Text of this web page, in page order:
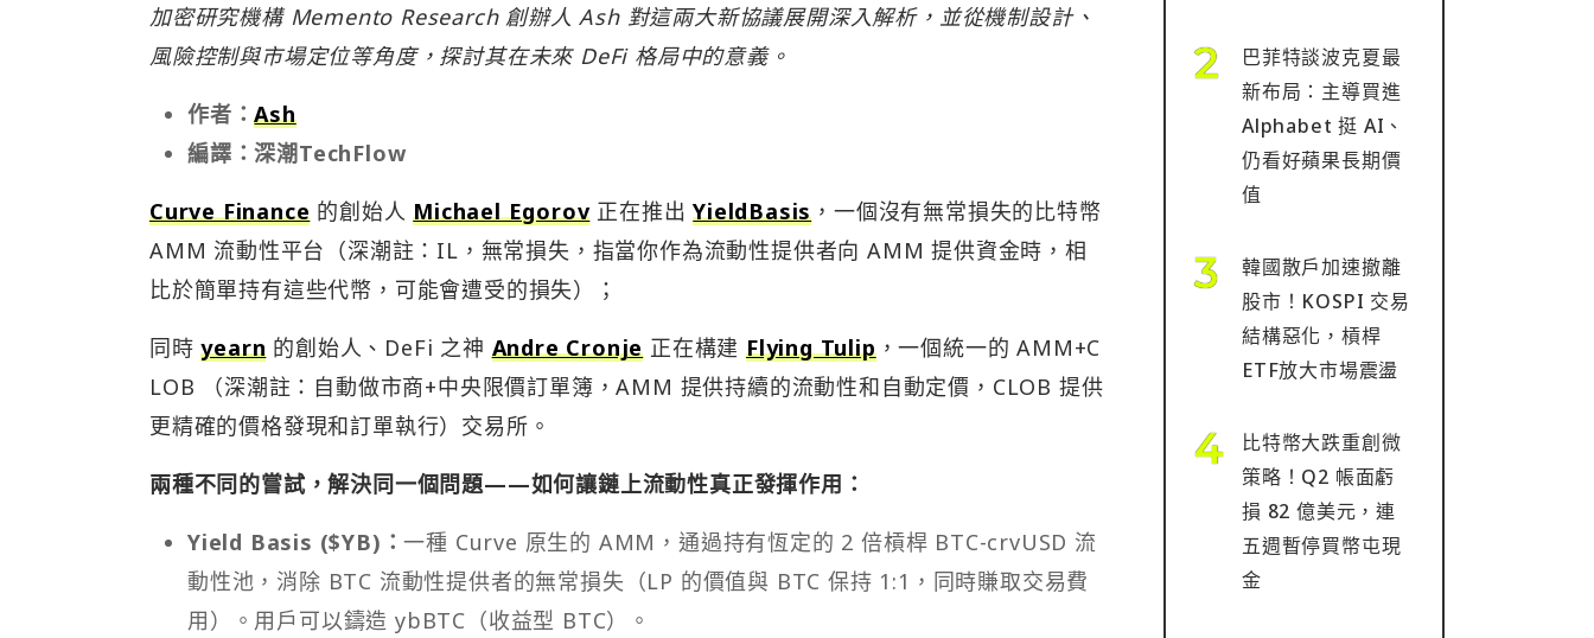
加密研究機構 Memento Research 創辦人 Ash 對這兩大新協議展開深入解析，並從機制設計、
風險控制與市場定位等角度，探討其在未來 DeFi 格局中的意義。
作者：Ash
編譯：深潮TechFlow
Curve Finance 的創始人Michael Egorov正在推出YieldBasis ，一個沒有無常損失的比特幣
AMM 流動性平台（深潮註：IL，無常損失，指當你作為流動性提供者向 AMM 提供資金時，相
比於簡單持有這些代幣，可能會遭受的損失）；
同時yearn 的創始人、DeFi 之神 Andre Cronje 正在構建Flying Tulip，一個統一的 AMM+C
LOB （深潮註：自動做市商+中央限價訂單簿，AMM 提供持續的流動性和自動定價，CLOB 提供
更精確的價格發現和訂單執行）交易所。
兩種不同的嘗試，解決同一個問題——如何讓鏈上流動性真正發揮作用：
Yield Basis ($YB)：一種 Curve 原生的 AMM，通過持有恆定的 2 倍槓桿 BTC-crvUSD 流
動性池，消除 BTC 流動性提供者的無常損失（LP 的價值與 BTC 保持 1:1，同時賺取交易費
用）。用戶可以鑄造 ybBTC（收益型 BTC）。
巴菲特談波克夏最
新布局：主導買進
Alphabet 挺 AI、
仍看好蘋果長期價
值
韓國散戶加速撤離
股市！KOSPI 交易
結構惡化，槓桿
ETF放大市場震盪
比特幣大跌重創微
策略！Q2 帳面虧
損 82 億美元，連
五週暫停買幣屯現
金